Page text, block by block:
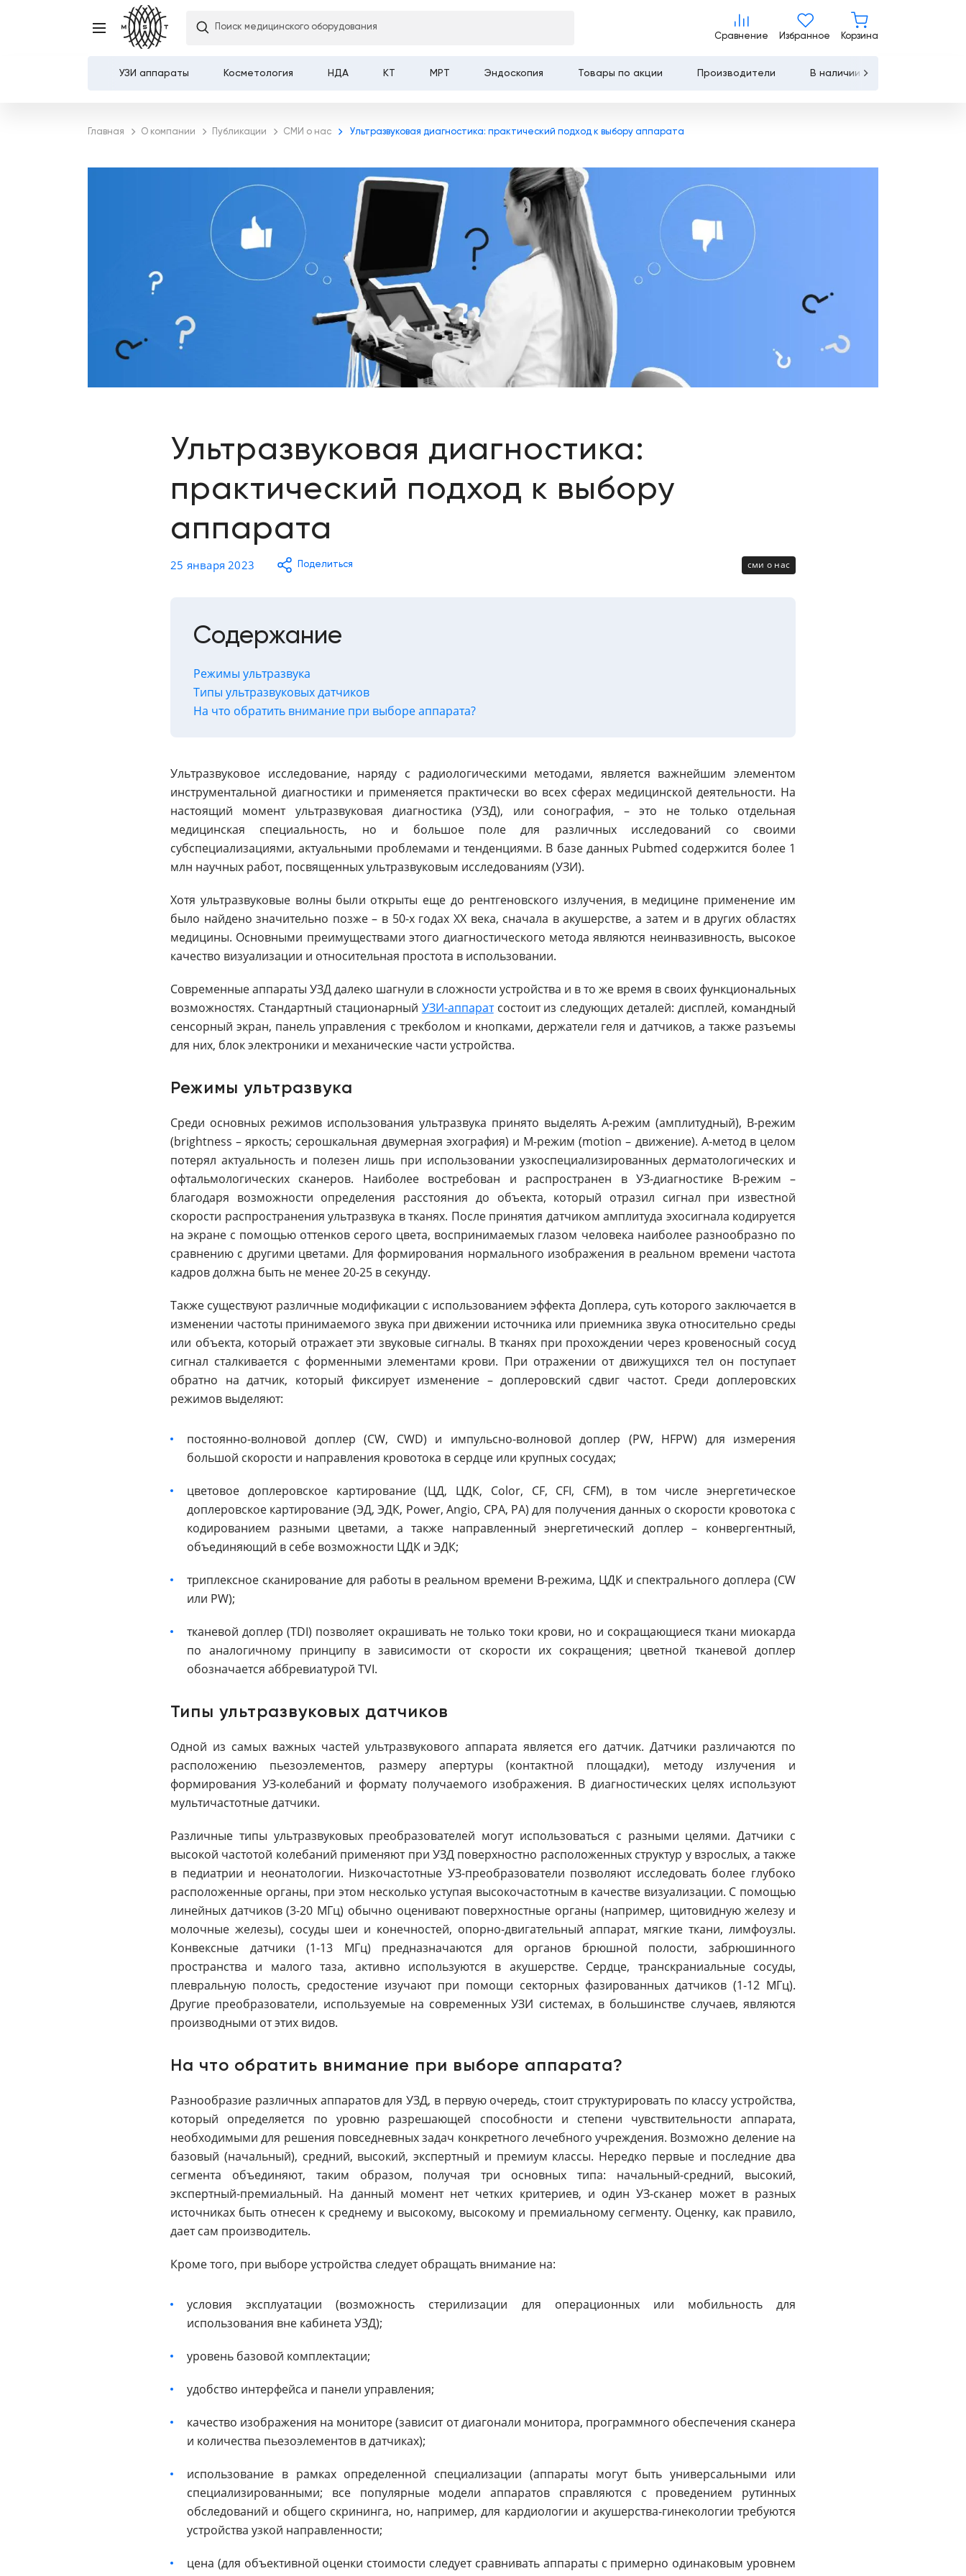
Обучение
медицинского
бизнеса
Поиск медицинского оборудования
Сравнение
Сравнение
Избранное Корзина
УЗИ аппараты Косметология НДА КТ МРТ Эндоскопия Товары по акции Производители В наличии
Главная О компании Публикации СМИ о нас Ультразвуковая диагностика: практический подход к выбору аппарата
Ультразвуковая диагностика:
практический подход к выбору
аппарата
25 января 2023 Поделиться сми о нас
Содержание
Режимы ультразвука
Типы ультразвуковых датчиков
На что обратить внимание при выборе аппарата?
Ультразвуковое исследование, наряду с радиологическими методами, является важнейшим элементом
инструментальной диагностики и применяется практически во всех сферах медицинской деятельности. На
настоящий момент ультразвуковая диагностика (УЗД), или сонография, – это не только отдельная
медицинская специальность, но и большое поле для различных исследований со своими
субспециализациями, актуальными проблемами и тенденциями. В базе данных Pubmed содержится более 1
млн научных работ, посвященных ультразвуковым исследованиям (УЗИ).
Хотя ультразвуковые волны были открыты еще до рентгеновского излучения, в медицине применение им
было найдено значительно позже – в 50-х годах XX века, сначала в акушерстве, а затем и в других областях
медицины. Основными преимуществами этого диагностического метода являются неинвазивность, высокое
качество визуализации и относительная простота в использовании.
Современные аппараты УЗД далеко шагнули в сложности устройства и в то же время в своих функциональных
возможностях. Стандартный стационарный УЗИ-аппаратсостоит из следующих деталей: дисплей, командный
сенсорный экран, панель управления с трекболом и кнопками, держатели геля и датчиков, а также разъемы
для них, блок электроники и механические части устройства.
Режимы ультразвука
Среди основных режимов использования ультразвука принято выделять А-режим (амплитудный), В-режим
(brightness – яркость; серошкальная двумерная эхография) и М-режим (motion – движение). А-метод в целом
потерял актуальность и полезен лишь при использовании узкоспециализированных дерматологических и
офтальмологических сканеров. Наиболее востребован и распространен в УЗ-диагностике В-режим –
благодаря возможности определения расстояния до объекта, который отразил сигнал при известной
скорости распространения ультразвука в тканях. После принятия датчиком амплитуда эхосигнала кодируется
на экране с помощью оттенков серого цвета, воспринимаемых глазом человека наиболее разнообразно по
сравнению с другими цветами. Для формирования нормального изображения в реальном времени частота
кадров должна быть не менее 20-25 в секунду.
Также существуют различные модификации с использованием эффекта Доплера, суть которого заключается в
изменении частоты принимаемого звука при движении источника или приемника звука относительно среды
или объекта, который отражает эти звуковые сигналы. В тканях при прохождении через кровеносный сосуд
сигнал сталкивается с форменными элементами крови. При отражении от движущихся тел он поступает
обратно на датчик, который фиксирует изменение – доплеровский сдвиг частот. Среди доплеровских
режимов выделяют:
постоянно-волновой доплер (СW, СWD) и импульсно-волновой доплер (PW, HFPW) для измерения
большой скорости и направления кровотока в сердце или крупных сосудах;
цветовое доплеровское картирование (ЦД, ЦДК, Color, CF, CFI, CFM), в том числе энергетическое
доплеровское картирование (ЭД, ЭДК, Power, Angio, CPA, PA) для получения данных о скорости кровотока с
кодированием разными цветами, а также направленный энергетический доплер – конвергентный,
объединяющий в себе возможности ЦДК и ЭДК;
триплексное сканирование для работы в реальном времени B-режима, ЦДК и спектрального доплера (СW
или PW);
тканевой доплер (TDI) позволяет окрашивать не только токи крови, но и сокращающиеся ткани миокарда
по аналогичному принципу в зависимости от скорости их сокращения; цветной тканевой доплер
обозначается аббревиатурой TVI.
Типы ультразвуковых датчиков
Одной из самых важных частей ультразвукового аппарата является его датчик. Датчики различаются по
расположению пьезоэлементов, размеру апертуры (контактной площадки), методу излучения и
формирования УЗ-колебаний и формату получаемого изображения. В диагностических целях используют
мультичастотные датчики.
Различные типы ультразвуковых преобразователей могут использоваться с разными целями. Датчики с
высокой частотой колебаний применяют при УЗД поверхностно расположенных структур у взрослых, а также
в педиатрии и неонатологии. Низкочастотные УЗ-преобразователи позволяют исследовать более глубоко
расположенные органы, при этом несколько уступая высокочастотным в качестве визуализации. С помощью
линейных датчиков (3-20 МГц) обычно оценивают поверхностные органы (например, щитовидную железу и
молочные железы), сосуды шеи и конечностей, опорно-двигательный аппарат, мягкие ткани, лимфоузлы.
Конвексные датчики (1-13 МГц) предназначаются для органов брюшной полости, забрюшинного
пространства и малого таза, активно используются в акушерстве. Сердце, транскраниальные сосуды,
плевральную полость, средостение изучают при помощи секторных фазированных датчиков (1-12 МГц).
Другие преобразователи, используемые на современных УЗИ системах, в большинстве случаев, являются
производными от этих видов.
На что обратить внимание при выборе аппарата?
Разнообразие различных аппаратов для УЗД, в первую очередь, стоит структурировать по классу устройства,
который определяется по уровню разрешающей способности и степени чувствительности аппарата,
необходимыми для решения повседневных задач конкретного лечебного учреждения. Возможно деление на
базовый (начальный), средний, высокий, экспертный и премиум классы. Нередко первые и последние два
сегмента объединяют, таким образом, получая три основных типа: начальный-средний, высокий,
экспертный-премиальный. На данный момент нет четких критериев, и один УЗ-сканер может в разных
источниках быть отнесен к среднему и высокому, высокому и премиальному сегменту. Оценку, как правило,
дает сам производитель.
Кроме того, при выборе устройства следует обращать внимание на:
условия эксплуатации (возможность стерилизации для операционных или мобильность для
использования вне кабинета УЗД);
уровень базовой комплектации;
удобство интерфейса и панели управления;
качество изображения на мониторе (зависит от диагонали монитора, программного обеспечения сканера
и количества пьезоэлементов в датчиках);
использование в рамках определенной специализации (аппараты могут быть универсальными или
специализированными; все популярные модели аппаратов справляются с проведением рутинных
обследований и общего скрининга, но, например, для кардиологии и акушерства-гинекологии требуются
устройства узкой направленности;
цена (для объективной оценки стоимости следует сравнивать аппараты с примерно одинаковым уровнем